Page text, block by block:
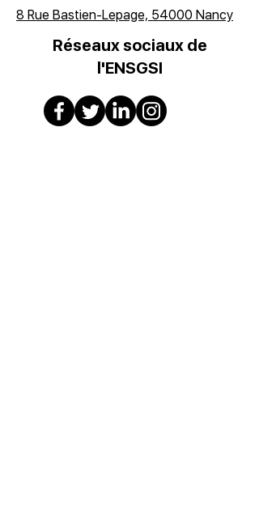
8 Rue Bastien-Lepage, 54000 Nancy
Réseaux sociaux de
l'ENSGSI